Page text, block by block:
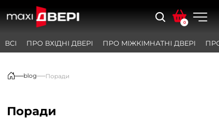
0
ВСІ ПРО ВХІДНІ ДВЕРІ ПРО МІЖКІМНАТНІ ДВЕРІ
blog Поради
Поради